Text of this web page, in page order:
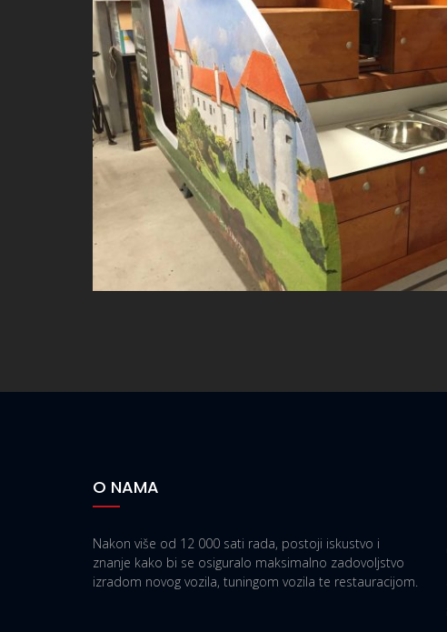
O NAMA
Nakon više od 12 000 sati rada, postoji iskustvo i
znanje kako bi se osiguralo maksimalno zadovoljstvo
izradom novog vozila, tuningom vozila te restauracijom.